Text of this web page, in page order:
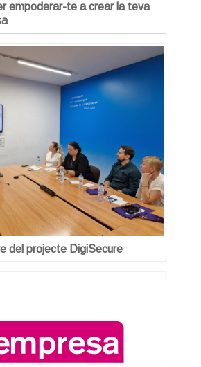
empoderar-te a crear la teva
del projecte DigiSecure